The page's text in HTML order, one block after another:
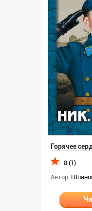
Горячее
8 (1)
Автор: